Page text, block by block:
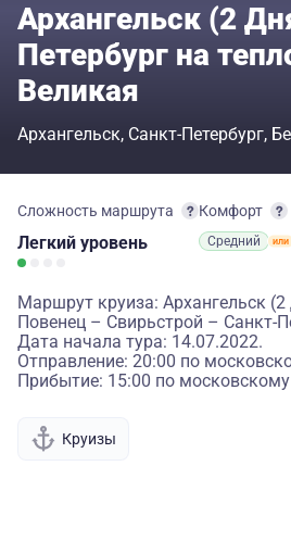
Архангельск (2
Петербург на
Великая
Архангельск Санкт-Петербург
Сложность маршрута
Легкий уровень
Комфорт
Средний
Маршрут круиза: Архангельск
Повенец – Свирьстрой – Санкт-
Дата начала тура: 14.07.2022.
Отправление: 20:00 по
Прибытие: 15:00 по
Круизы